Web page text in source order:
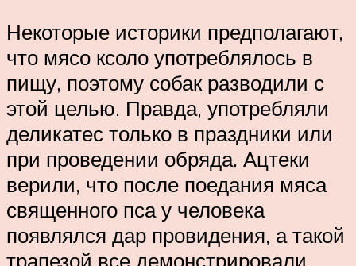
Некоторые историки предполагают,
что мясо ксоло употреблялось в
пищу, поэтому собак разводили с
этой целью. Правда, употребляли
деликатес только в праздники или
при проведении обряда. Ацтеки
верили, что после поедания мяса
священного пса у человека
появлялся дар провидения, а такой
трапезой все демонстрировали